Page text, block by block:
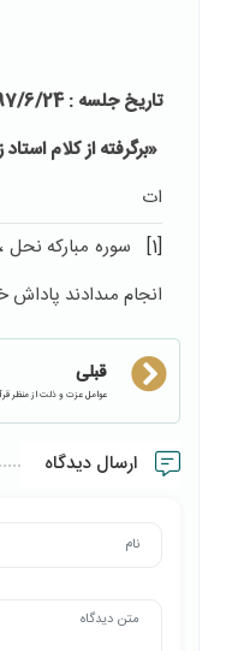
تاریخ جلسه : 97/6/24 ـ
«برگرفته از کلام
ات
[1]
انجام مى‏دادند پاداش
قبلی
عوامل عزت و ذلت از منظر
ارسال دیدگاه